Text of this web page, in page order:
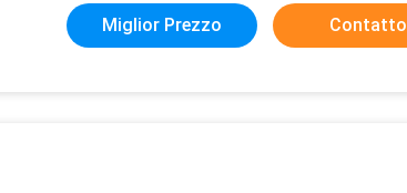
Miglior Prezzo Contatto